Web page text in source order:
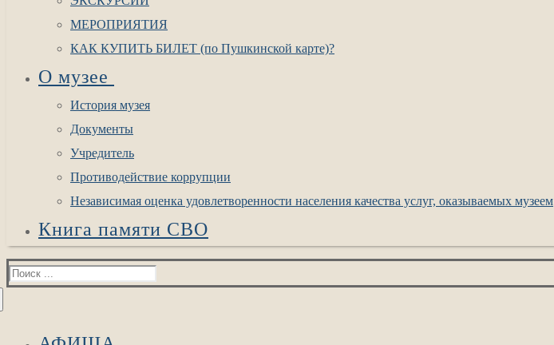
МЕРОПРИЯТИЯ
КАК КУПИТЬ БИЛЕТ (по Пушкинской карте)?
О музее
История музея
Документы
Учредитель
Противодействие коррупции
Независимая оценка удовлетворенности населения качества услуг, оказываемых музеем
Книга памяти СВО
Найти: